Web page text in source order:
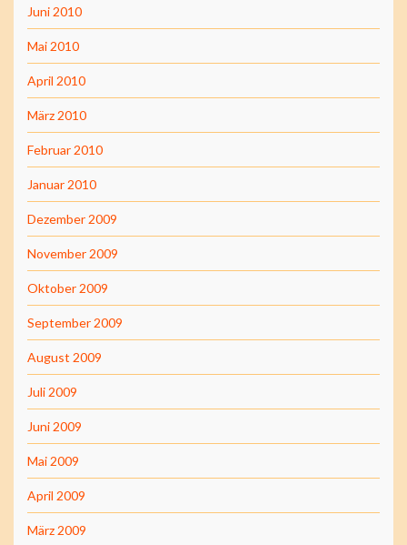
Juni 2010
Mai 2010
April 2010
März 2010
Februar 2010
Januar 2010
Dezember 2009
November 2009
Oktober 2009
September 2009
August 2009
Juli 2009
Juni 2009
Mai 2009
April 2009
März 2009